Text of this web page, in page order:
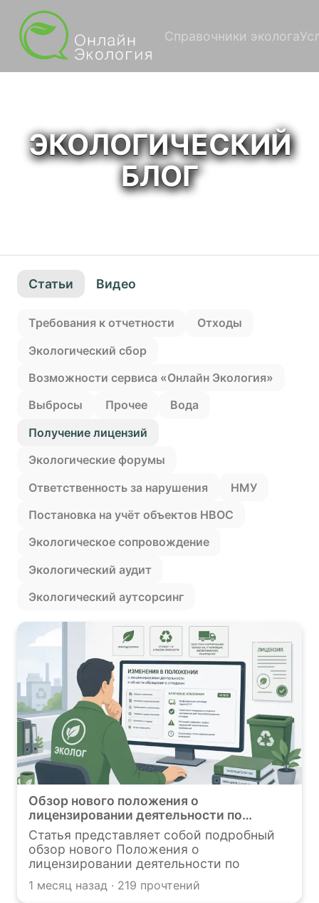
Справочники эколога
ЭКОЛОГИЧЕСКИЙ
БЛОГ
Статьи Видео
Требования к отчетности
Отходы
Экологический сбор
Возможности сервиса «Онлайн Экология»
Выбросы
Прочее
Вода
Получение лицензий
Экологические форумы
Ответственность за нарушения
НМУ
Постановка на учëт объектов НВОС
Экологическое сопровождение
Экологический аудит
Экологический аутсорсинг
Обзор нового положения о
лицензировании деятельности по
обращению с отходами I–IV классов
опасности
Статья представляет собой подробный
обзор нового Положения о
лицензировании деятельности по
обращению с отходами I–IV классов
опасности, утвержденного
1 месяц назад · 219 прочтений